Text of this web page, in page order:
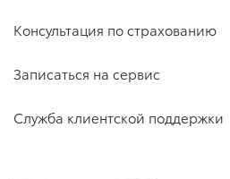
Консультация по страхованию
Записаться на сервис
Служба клиентской поддержки